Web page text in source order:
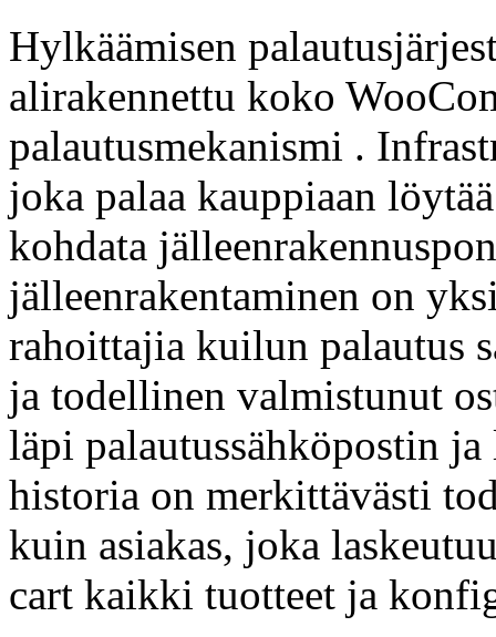
Hylkäämisen
alirakennettu koko
palautusmekanismi .
joka palaa kauppiaan
kohdata
jälleenrakentaminen on
rahoittajia kuilun palautus
ja todellinen valmistunut
läpi palautussähköpostin
historia on merkittävästi
kuin asiakas, joka
cart kaikki tuotteet ja